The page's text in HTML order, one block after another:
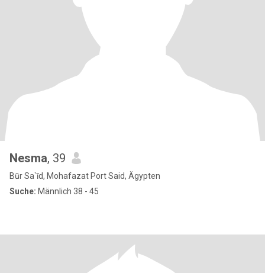
Nesma, 39
Būr Sa`īd, Mohafazat Port Said, Ägypten
Suche: Männlich 38 - 45